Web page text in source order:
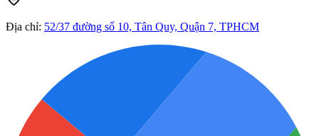
Địa chỉ: 52/37 đường số 10, Tân Quy, Quận 7, TPHCM